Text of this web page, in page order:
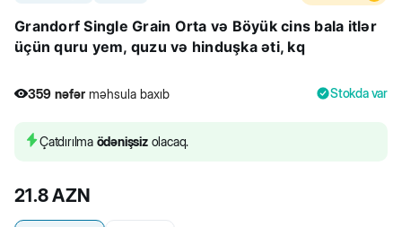
Grandorf Single Grain Orta və Böyük cins bala itlər
üçün quru yem, quzu və hinduşka əti, kq
359 nəfər məhsula baxıb
359 nəfər məhsula baxıb
Stokda var
Çatdırılma ödənişsizolacaq.
21.8AZN